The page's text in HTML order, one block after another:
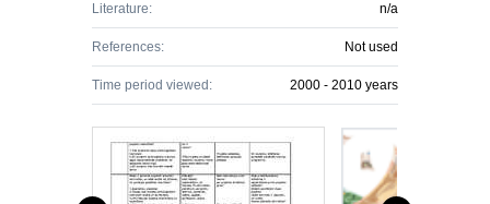
Literature: n/a
References: Not used
Time period viewed: 2000 - 2010 years